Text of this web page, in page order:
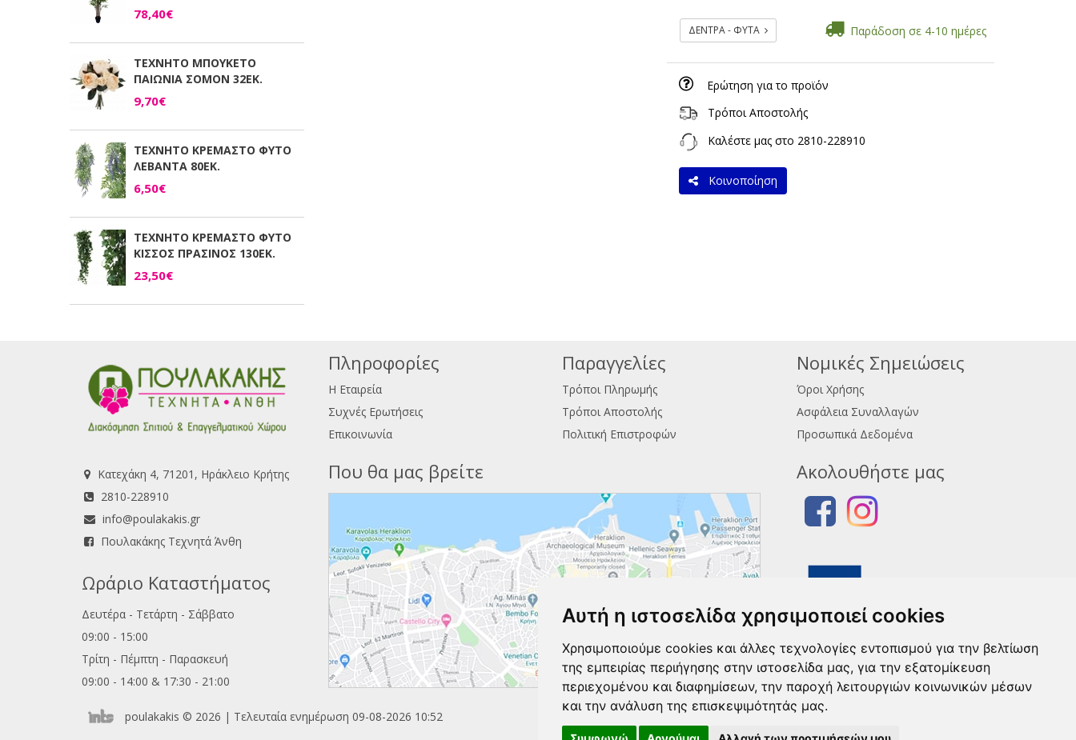
Αυτή η ιστοσελίδα χρησιμοποιεί cookies
Χρησιμοποιούμε cookies και άλλες τεχνολογίες εντοπισμού για την βελτίωση
της εμπειρίας περιήγησης στην ιστοσελίδα μας, για την εξατομίκευση
περιεχομένου και διαφημίσεων, την παροχή λειτουργιών κοινωνικών μέσων
και την ανάλυση της επισκεψιμότητάς μας.
78,40€
ΤΕΧΝΗΤΟ ΜΠΟΥΚΕΤΟ
ΠΑΙΩΝΙΑ ΣΟΜΟΝ 32ΕΚ.
9,70€
ΤΕΧΝΗΤΟ ΚΡΕΜΑΣΤΟ ΦΥΤΟ
ΛΕΒΑΝΤΑ 80ΕΚ.
6,50€
ΤΕΧΝΗΤΟ ΚΡΕΜΑΣΤΟ ΦΥΤΟ
ΚΙΣΣΟΣ ΠΡΑΣΙΝΟΣ 130ΕΚ.
23,50€
ΔΕΝΤΡΑ - ΦΥΤΑ Παράδοση σε 4-10 ημέρες
Ερώτηση για το προϊόν
Τρόποι Αποστολής
Καλέστε μας στο 2810-228910
Κοινοποίηση
Πληροφορίες
Η Εταιρεία
Συχνές Ερωτήσεις
Επικοινωνία
Παραγγελίες
Τρόποι Πληρωμής
Τρόποι Αποστολής
Πολιτική Επιστροφών
Νομικές Σημειώσεις
Όροι Χρήσης
Ασφάλεια Συναλλαγών
Προσωπικά Δεδομένα
Κατεχάκη 4, 71201, Ηράκλειο Κρήτης
2810-228910
info@poulakakis.gr
Πουλακάκης Τεχνητά Άνθη
Ωράριο Καταστήματος
Δευτέρα - Τετάρτη - Σάββατο
09:00 - 15:00
Τρίτη - Πέμπτη - Παρασκευή
09:00 - 14:00 & 17:30 - 21:00
Που θα μας βρείτε Ακολουθήστε μας
poulakakis © 2026 | Τελευταία ενημέρωση 09-08-2026 10:52